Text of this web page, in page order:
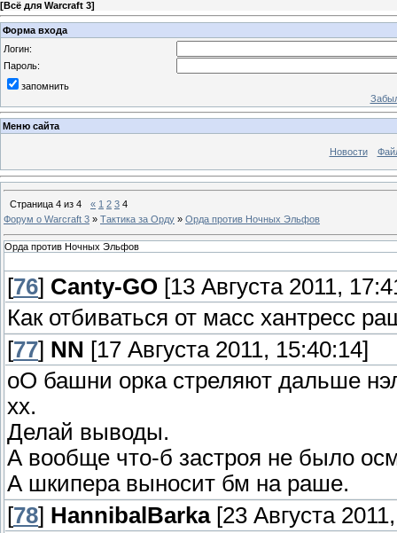
[Всё для Warcraft 3]
Форма входа
Логин:
Пароль:
запомнить
Меню сайта
Новости
Страница 4 из 4 « 1 2 3 4
Форум о Warcraft 3 » Тактика за Орду » Орда против Ночных Эльфов
Орда против Ночных Эльфов
[76] Canty-GO [13 Августа 2011,
Как отбиваться от масс хантресс
[77] NN [17 Августа 2011, 15:40:14]
оО башни орка стреляют дальше
хх.
Делай выводы.
А вообще что-б застроя не было
А шкипера выносит бм на раше.
[78] HannibalBarka[23 Августа